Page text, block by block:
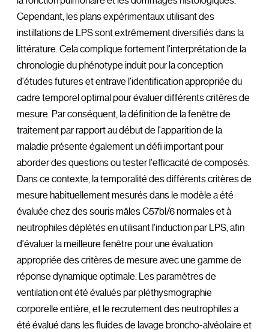
Cependant, les plans expérimentaux utilisant des
instillations de LPS sont extrêmement diversifiés dans la
littérature. Cela complique fortement l'interprétation de la
chronologie du phénotype induit pour la conception
d'études futures et entrave l'identification appropriée du
cadre temporel optimal pour évaluer différents critères de
mesure. Par conséquent, la définition de la fenêtre de
traitement par rapport au début de l'apparition de la
maladie présente également un défi important pour
aborder des questions ou tester l'efficacité de composés.
Dans ce contexte, la temporalité des différents critères de
mesure habituellement mesurés dans le modèle a été
évaluée chez des souris mâles C57bl/6 normales et à
neutrophiles déplétés en utilisant l'induction par LPS, afin
d'évaluer la meilleure fenêtre pour une évaluation
appropriée des critères de mesure avec une gamme de
réponse dynamique optimale. Les paramètres de
ventilation ont été évalués par pléthysmographie
corporelle entière, et le recrutement des neutrophiles a
été évalué dans les fluides de lavage broncho-alvéolaire et